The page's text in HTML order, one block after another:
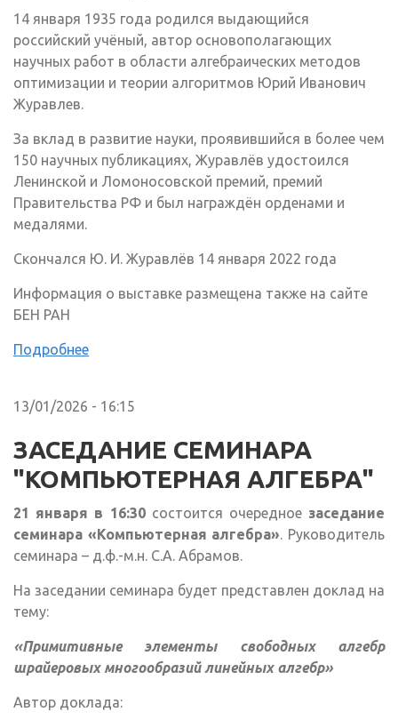
14 января 1935 года родился выдающийся
российский учёный, автор основополагающих
научных работ в области алгебраических методов
оптимизации и теории алгоритмов Юрий Иванович
Журавлев.
За вклад в развитие науки, проявившийся в более чем
150 научных публикациях, Журавлёв удостоился
Ленинской и Ломоносовской премий, премий
Правительства РФ и был награждён орденами и
медалями.
Скончался Ю. И. Журавлёв 14 января 2022 года
Информация о выставке размещена также на сайте
БЕН РАН
Подробнее
13/01/2026 - 16:15
ЗАСЕДАНИЕ СЕМИНАРА
"КОМПЬЮТЕРНАЯ АЛГЕБРА"
21 января в 16:30состоится очередное заседание
семинара «Компьютерная алгебра». Руководитель
семинара – д.ф.-м.н. С.А. Абрамов.
На заседании семинара будет представлен доклад на
тему:
«Примитивные элементы свободных алгебр
шрайеровых многообразий линейных алгебр»
Автор доклада: